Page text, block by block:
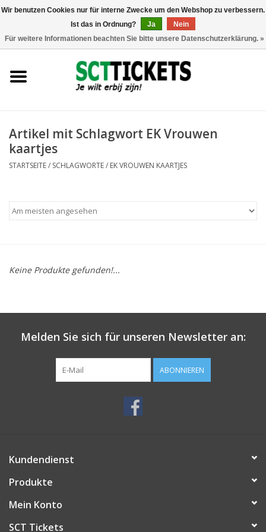
Artikel mit Schlagwort EK Vrouwen
kaartjes
STARTSEITE/ SCHLAGWORTE/ EK VROUWEN KAARTJES
Keine Produkte gefunden!...
Melden Sie sich für unseren Newsletter an:
ABONNIEREN
Kundendienst
Produkte
Mein Konto
SCT Tickets
Wir benutzen Cookies nur für interne Zwecke um den Webshop zu verbessern.
Ist das in Ordnung?
Ja
Nein
Für weitere Informationen beachten Sie bitte unsere Datenschutzerklärung. »